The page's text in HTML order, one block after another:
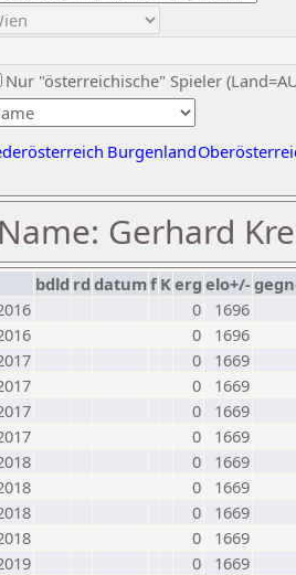
Nur "österreichische" Spieler
Burgenland
Gerhard
bdld rd datumf Kerg elo+/-
0
1696
0
1696
0
1669
0
1669
0
1669
0
1669
0
1669
0
1669
0
1669
0
1669
0
1669